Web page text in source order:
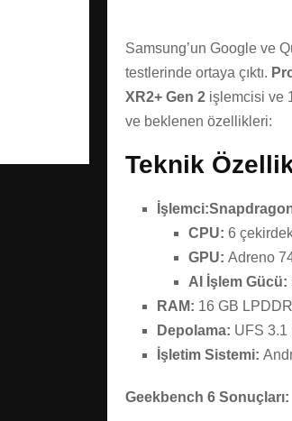
Samsung’un Google ve
testlerinde ortaya çıktı.
XR2+ Gen 2 işlemcisi ve
ve beklenen özellikleri:
Teknik
İşlemci:
CPU: 6
GPU: Adreno
AI İşlem Gücü:
RAM: 16 GB
Depolama: UFS 3.1
İşletim Sistemi:
Geekbench 6 Sonuçları: